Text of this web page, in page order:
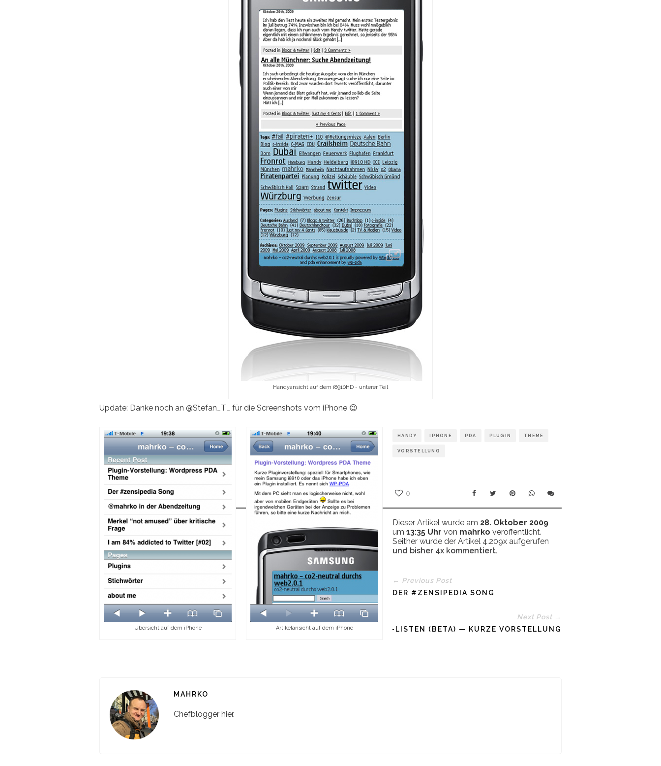
Handyansicht auf dem i8910HD - unterer Teil
Update: Danke noch an @Stefan_T_ für die Screenshots vom iPhone 😉
Übersicht auf dem iPhone Artikelansicht auf dem iPhone
HANDY IPHONE PDA PLUGIN THEME
VORSTELLUNG
0
Dieser Artikel wurde am 28. Oktober 2009
um 13:35 Uhr von mahrko veröffentlicht.
Seither wurde der Artikel 4.209x aufgerufen
und bisher 4x kommentiert.
← Previous Post
DER #ZENSIPEDIA SONG
Next Post →
TWITTER-LISTEN (BETA) — KURZE VORSTELLUNG
MAHRKO
Chefblogger hier.